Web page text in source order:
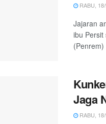
RABU,
Jajaran
ibu
(Penrem)
Jaga
RABU,